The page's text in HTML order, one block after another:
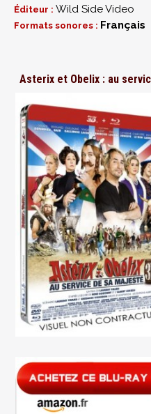
Éditeur : Wild Side Video
Formats sonores : Français
Asterix et Obelix : au